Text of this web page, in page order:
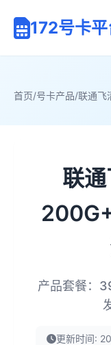
172号卡
首页/号卡产品/联通飞
联
产品套餐：
更新时间: